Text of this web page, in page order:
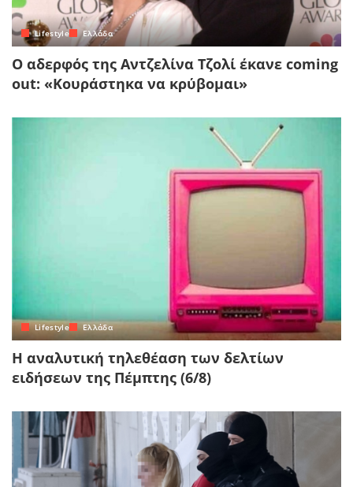
Lifestyle Ελλάδα
Ο αδερφός της Αντζελίνα Τζολί έκανε coming
out: «Κουράστηκα να κρύβομαι»
Lifestyle Ελλάδα
Η αναλυτική τηλεθέαση των δελτίων
ειδήσεων της Πέμπτης (6/8)